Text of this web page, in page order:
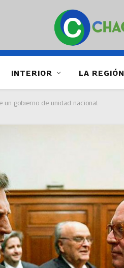
INTERIOR LA REGIÓN
un gobierno de unidad nacional